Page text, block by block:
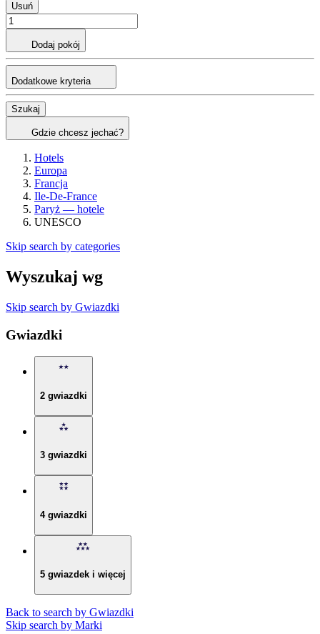
Usuń
Dodaj pokój
Dodatkowe kryteria
Szukaj
Gdzie chcesz jechać?
Hotels
Europa
Francja
Ile-De-France
Paryż — hotele
UNESCO
Skip search by categories
Wyszukaj wg
Skip search by Gwiazdki
Gwiazdki
2 gwiazdki
3 gwiazdki
4 gwiazdki
5 gwiazdek i więcej
Back to search by Gwiazdki
Skip search by Marki